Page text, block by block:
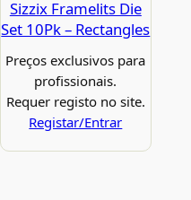
Sizzix Framelits Die
Set 10Pk – Rectangles
Preços exclusivos para
profissionais.
Requer registo no site.
Registar/Entrar